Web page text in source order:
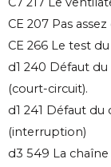
CE 207 Pas
CE 266 Le test
d1 240 Défaut
(court-circuit).
d1 241 Défaut
(interruption)
d3 549 La chaîne